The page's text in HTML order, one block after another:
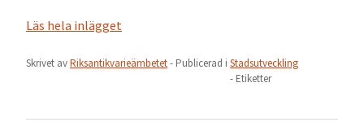
Läs hela inlägget
Skrivet avRiksantikvarieämbetet- Publicerad i Stadsutveckling
- Etiketter